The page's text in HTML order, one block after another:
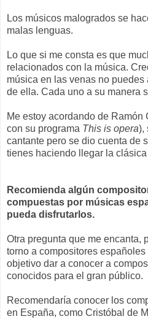
Los músicos malogrados se
malas lenguas.
Lo que si me consta es que
relacionados con la música.
música en las venas no
de ella. Cada uno a su manera
Me estoy acordando de
con su programa This is opera),
cantante pero se dio cuenta de
tienes haciendo llegar la
Recomienda algún
compuestas por músicas
pueda disfrutarlos.
Otra pregunta que me encanta,
torno a compositores
objetivo dar a conocer a
conocidos para el gran público.
Recomendaría conocer los
en España, como Cristóbal de